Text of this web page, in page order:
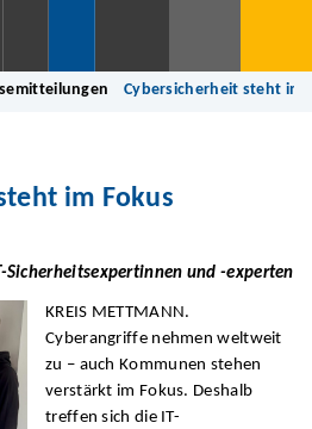
Cybersicherheit steht im
im Fokus
Sicherheitsexpertinnen und -experten
KREIS METTMANN.
Cyberangriffe nehmen weltweit
zu – auch Kommunen stehen
verstärkt im Fokus. Deshalb
treffen sich die IT-